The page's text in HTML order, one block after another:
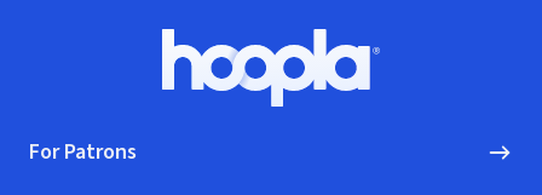
Hoopla logo, Go to homepage
For Patrons